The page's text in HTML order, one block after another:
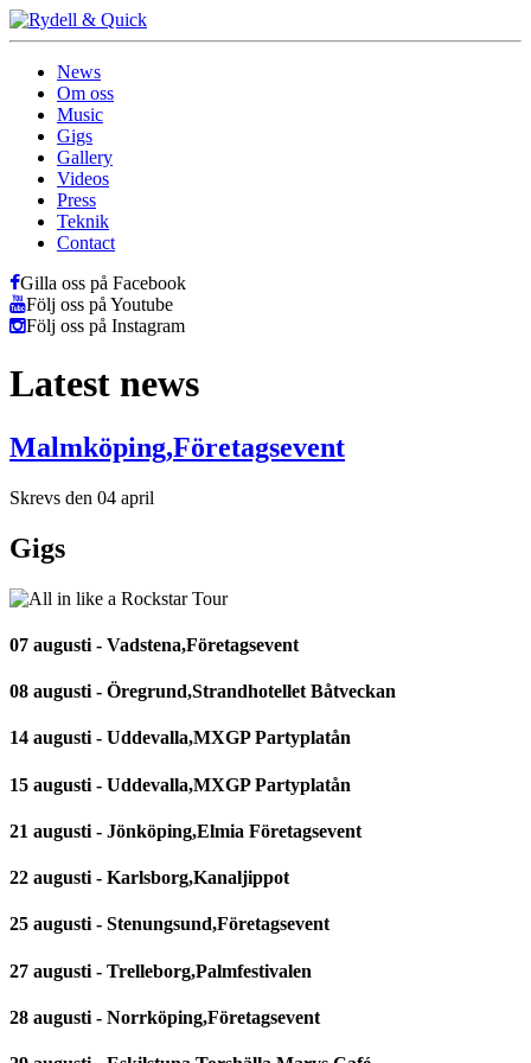
News
Om oss
Music
Gigs
Gallery
Videos
Press
Teknik
Contact
Gilla oss på Facebook
Följ oss på Youtube
Följ oss på Instagram
Latest news
Malmköping,Företagsevent
Skrevs den 04 april
Gigs
07 augusti - Vadstena,Företagsevent
08 augusti - Öregrund,Strandhotellet Båtveckan
14 augusti - Uddevalla,MXGP Partyplatån
15 augusti - Uddevalla,MXGP Partyplatån
21 augusti - Jönköping,Elmia Företagsevent
22 augusti - Karlsborg,Kanaljippot
25 augusti - Stenungsund,Företagsevent
27 augusti - Trelleborg,Palmfestivalen
28 augusti - Norrköping,Företagsevent